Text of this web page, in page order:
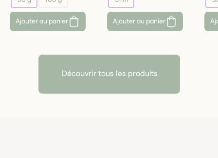
Ajouter au panier Ajouter au panier
Découvrir tous les produits